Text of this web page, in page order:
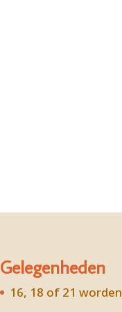
Gelegenheden
16, 18 of 21 worden